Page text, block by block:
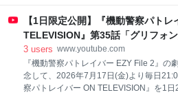
られない…悪魔の快楽★ カロリーのオー
で""至る""、限界突破の禁断グルメ・ギャ
メ化。 ◆アニメーション制作：パッショ
san.jp/ ・公式SNS：https://x.com/
----------------------------------------- TOHO
Site：https://tohoanima
【1日限定公開】『機動警察パトレ
TELEVISION』第35話「グリフォ
明の冒険」 #毎日パトレイバー
3 users www.youtube.com
『機動警察パトレイバー EZY File 2』の
念して、2026年7月17日(金)より毎日
察パトレイバー ON TELEVISION』を1日